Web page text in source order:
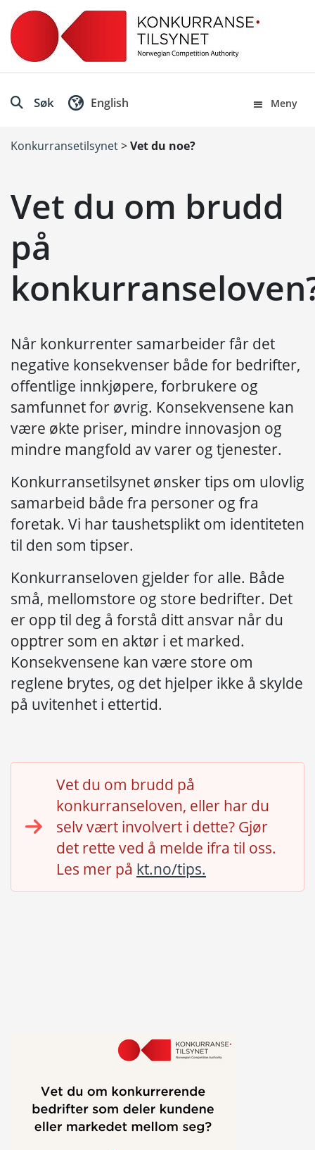
Søk Meny
English
Konkurransetilsynet>Vet du noe?
Vet du om brudd
på
Når konkurrenter samarbeider får det
negative konsekvenser både for bedrifter,
offentlige innkjøpere, forbrukere og
samfunnet for øvrig. Konsekvensene kan
være økte priser, mindre innovasjon og
mindre mangfold av varer og tjenester.
Konkurransetilsynet ønsker tips om ulovlig
samarbeid både fra personer og fra
foretak. Vi har taushetsplikt om identiteten
til den som tipser.
Konkurranseloven gjelder for alle. Både
små, mellomstore og store bedrifter. Det
er opp til deg å forstå ditt ansvar når du
opptrer som en aktør i et marked.
Konsekvensene kan være store om
reglene brytes, og det hjelper ikke å skylde
på uvitenhet i ettertid.
Vet du om brudd på
konkurranseloven, eller har du
selv vært involvert i dette? Gjør
det rette ved å melde ifra til oss.
Les mer på kt.no/tips.